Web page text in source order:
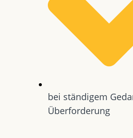
bei ständigem
Überforderung